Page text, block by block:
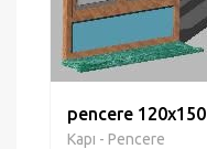
pencere 120x150
Kapı - Pencere